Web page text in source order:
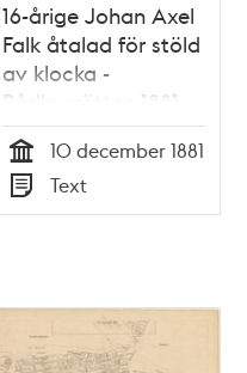
16-årige Johan Axel
Falk åtalad för stöld
av klocka -
Rådhusrätten 1881
Tid
10 december 1881
Typ
Text